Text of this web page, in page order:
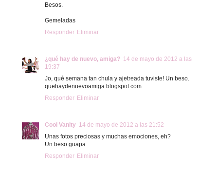
Besos.
Gemeladas
Responder Eliminar
¿qué hay de nuevo, amiga? 14 de mayo de 2012 a las
19:37
Jo, qué semana tan chula y ajetreada tuviste! Un beso.
quehaydenuevoamiga.blogspot.com
Responder Eliminar
Cool Vanity 14 de mayo de 2012 a las 21:52
Unas fotos preciosas y muchas emociones, eh?
Un beso guapa
Responder Eliminar